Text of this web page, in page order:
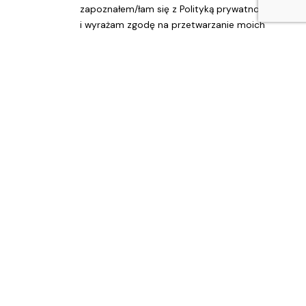
zapoznałem/łam się z Polityką prywatności
i wyrażam zgodę na przetwarzanie moich